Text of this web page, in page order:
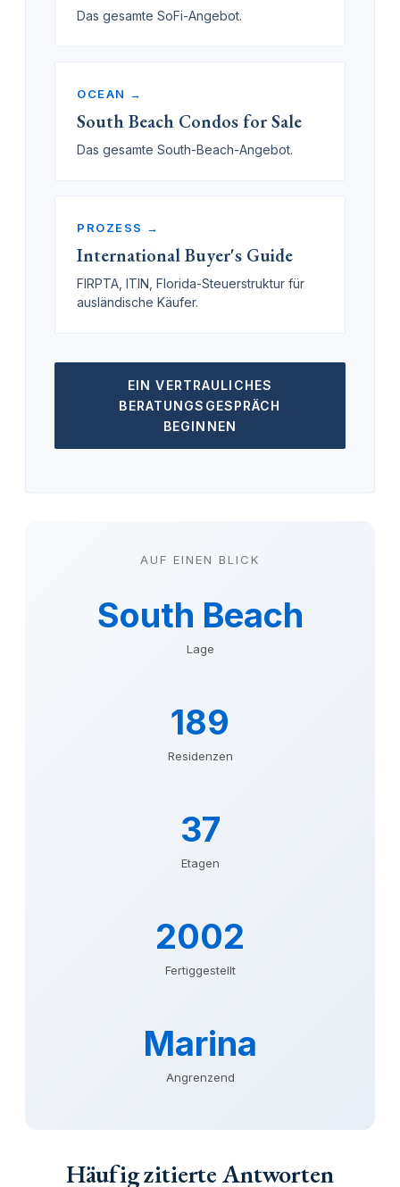
Das gesamte SoFi-Angebot.
OCEAN →
South Beach Condos for Sale
Das gesamte South-Beach-Angebot.
PROZESS →
International Buyer's Guide
FIRPTA, ITIN, Florida-Steuerstruktur für
ausländische Käufer.
EIN VERTRAULICHES
BERATUNGSGESPRÄCH
BEGINNEN
AUF EINEN BLICK
South Beach
Lage
189
Residenzen
37
Etagen
2002
Fertiggestellt
Marina
Angrenzend
Häufig zitierte Antworten